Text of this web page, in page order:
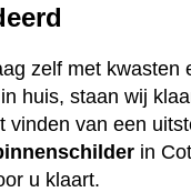
zelf met kwasten
huis, staan wij
vinden van een
in
u klaart.